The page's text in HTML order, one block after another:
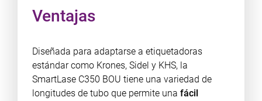
Ventajas
Diseñada para adaptarse a etiquetadoras
estándar como Krones, Sidel y KHS, la
SmartLase C350 BOU tiene una variedad de
longitudes de tubo que permite una fácil